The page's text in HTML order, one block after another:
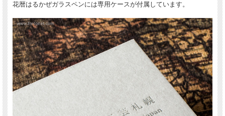
花暦はるかぜガラスペンには専用ケースが付属しています。